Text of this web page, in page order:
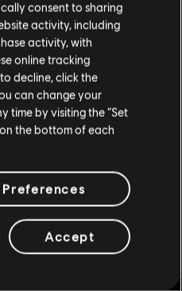
in the US and/or other countries.
R$ 26,99
R$ 42,99
DLC
Trials Rising Acorns Pack Small
R$ 42,99
fazer sua compra.
atual
do país Portugal
consent to sharing
activity, including
activity, with
online tracking
decline, click the
can change your
time by visiting the “Set
the bottom of each
Accept